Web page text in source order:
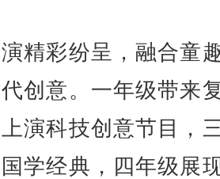
彩纷呈，融合童
创意。一年级带来
演科技创意节目，
学经典，四年级展